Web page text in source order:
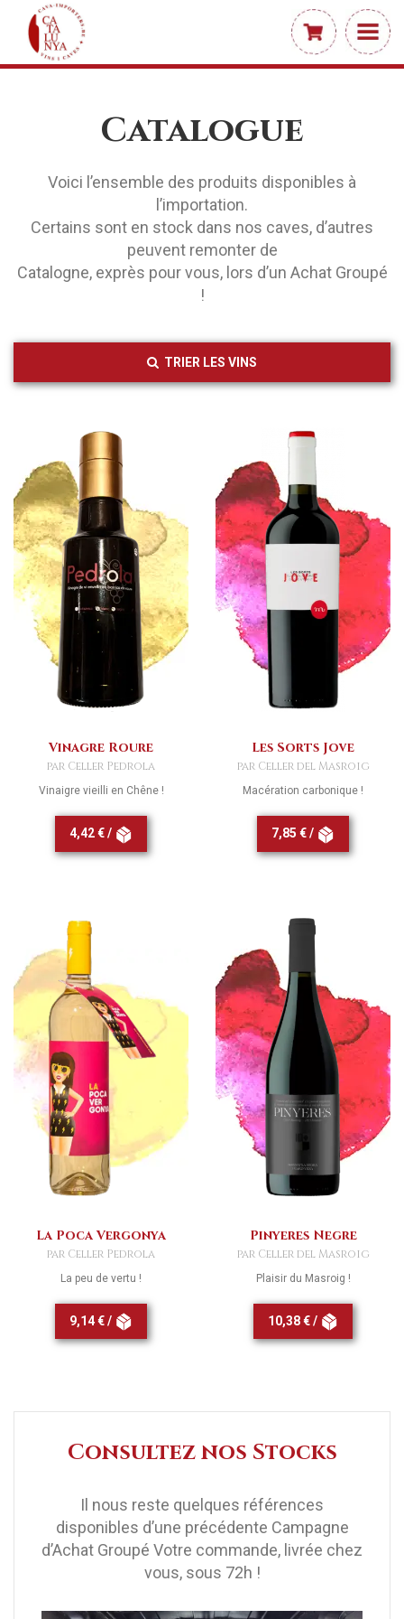
Catalogue
Voici l’ensemble des produits disponibles à
l’importation.
Certains sont en stock dans nos caves, d’autres
peuvent remonter de
Catalogne, exprès pour vous, lors d’un Achat Groupé
!
TRIER LES VINS
Vinagre Roure
par Celler Pedrola
Vinaigre vieilli en Chêne !
4,42 € /
Les Sorts Jove
par Celler del Masroig
Macération carbonique !
7,85 € /
La Poca Vergonya
par Celler Pedrola
La peu de vertu !
9,14 € /
Pinyeres Negre
par Celler del Masroig
Plaisir du Masroig !
10,38 € /
Consultez nos Stocks
Il nous reste quelques références
disponibles d’une précédente Campagne
d’Achat Groupé Votre commande, livrée chez
vous, sous 72h !